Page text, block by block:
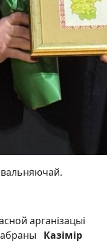
арганізацыі
Казімір